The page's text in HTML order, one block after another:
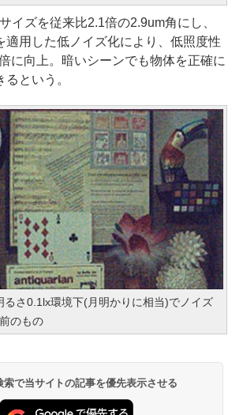
イズを従来比2.1倍の2.9um角にし、
適用した低ノイズ化により、低照度性
に向上。暗いシーンでも物体を正確に
という。
るさ0.1lx環境下(月明かりに相当)でノイズ
のもの
で当サイトの記事を優先表示させる